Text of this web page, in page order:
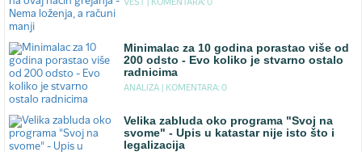
VEST | KOMENTARA: 0
Minimalac za 10 godina porastao više od
200 odsto - Evo koliko je stvarno ostalo
radnicima
ANALIZA | KOMENTARA: 0
Velika zabluda oko programa "Svoj na
svome" - Upis u katastar nije isto što i
legalizacija